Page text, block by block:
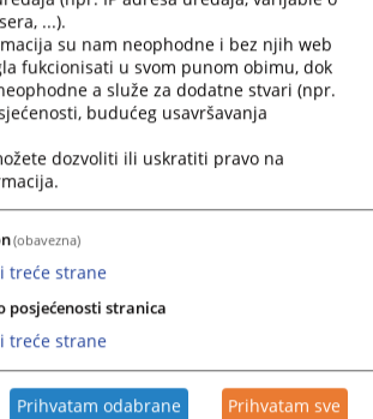
...).
su nam neophodne i bez njih web
fukcionisati u svom punom obimu, dok
a služe za dodatne stvari (npr.
budućeg usavršavanja
dozvoliti ili uskratiti pravo na
(obavezna)
treće strane
posjećenosti stranica
treće strane
Prihvatam odabrane Prihvatam sve